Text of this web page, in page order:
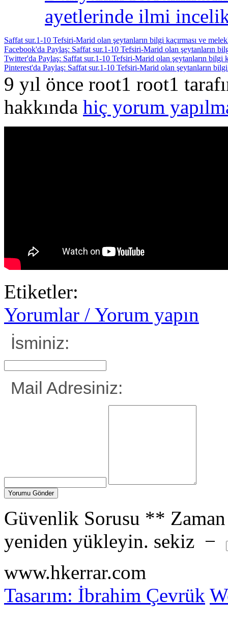
ayetlerinde ilmi
Saffat sur.1-10 Tefsiri-Marid olan şeytanların bilgi kaçırması ve
Facebook'da Paylaş: Saffat sur.1-10 Tefsiri-Marid olan şeytanların
Twitter'da Paylaş: Saffat sur.1-10 Tefsiri-Marid olan şeytanların bilgi
Pinterest'da Paylaş: Saffat sur.1-10 Tefsiri-Marid olan şeytanların bilgi
9 yıl önce root1 root1
hakkında hiç yorum
Etiketler:
Yorumlar / Yorum yapın
İsminiz:
Mail Adresiniz:
Güvenlik Sorusu **
yeniden yükleyin. sekiz −
www.hkerrar.com
Tasarım: İbrahim Çevrük